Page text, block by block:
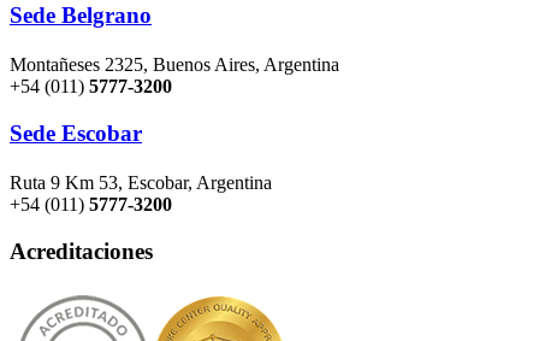
Sede Belgrano
Montañeses 2325, Buenos Aires, Argentina
+54 (011) 5777-3200
Sede Escobar
Ruta 9 Km 53, Escobar, Argentina
+54 (011) 5777-3200
Acreditaciones